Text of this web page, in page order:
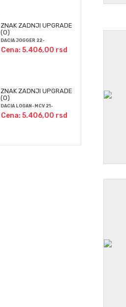
ZNAK ZADNJI UPGRADE
(O)
DACIA JOGGER 22-
Cena: 5.406,00 rsd
ZNAK ZADNJI UPGRADE
(O)
DACIA LOGAN-MCV 21-
Cena: 5.406,00 rsd